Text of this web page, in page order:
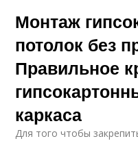
Монтаж
потолок без
Правильное
каркаса
Для того чтобы